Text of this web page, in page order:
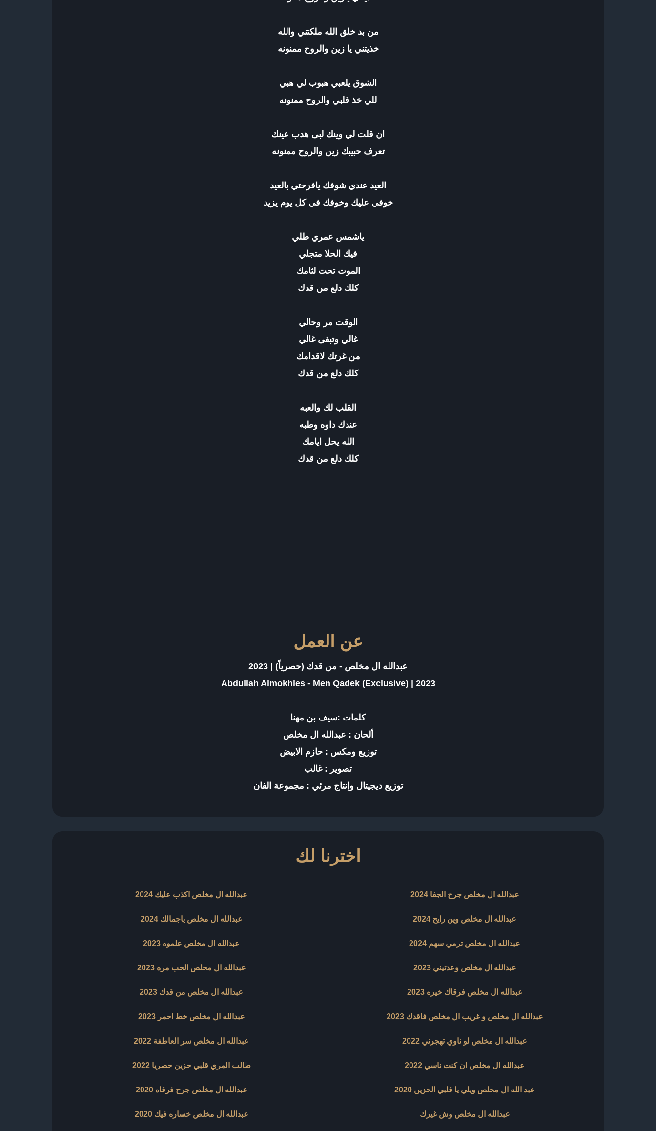
من بد خلق الله ملكتني والله
خذيتني يا زين والروح ممنونه
الشوق يلعبي هبوب لي هبي
للي خذ قلبي والروح ممنونه
ان قلت لي وينك لبى هدب عينك
تعرف حبيبك زين والروح ممنونه
العيد عندي شوفك يافرحتي بالعيد
خوفي عليك وخوفك في كل يوم يزيد
ياشمس عمري طلي
فيك الحلا متجلي
الموت تحت لثامك
كلك دلع من قدك
الوقت مر وحالي
غالي وتبقى غالي
من غرتك لاقدامك
كلك دلع من قدك
القلب لك والعبه
عندك داوه وطبه
الله يحل ايامك
كلك دلع من قدك
عن العمل
عبدالله ال مخلص - من قدك (حصرياً) | 2023
Abdullah Almokhles - Men Qadek (Exclusive) | 2023
كلمات :سيف بن مهنا
ألحان : عبدالله ال مخلص
توزيع ومكس : حازم الابيض
تصوير : غالب
توزيع ديجيتال وإنتاج مرئي : مجموعة الفان
اخترنا لك
عبدالله ال مخلص جرح الجفا 2024 عبدالله ال مخلص اكذب عليك 2024
عبدالله ال مخلص وين رايح 2024 عبدالله ال مخلص ياجمالك 2024
عبدالله ال مخلص ترمي سهم 2024 عبدالله ال مخلص علموه 2023
عبدالله ال مخلص وعدتيني 2023 عبدالله ال مخلص الحب مره 2023
عبدالله ال مخلص فرقاك خيره 2023 عبدالله ال مخلص من قدك 2023
عبدالله ال مخلص و غريب ال مخلص فاقدك 2023 عبدالله ال مخلص خط احمر 2023
عبدالله ال مخلص لو ناوي تهجرني 2022 عبدالله ال مخلص سر العاطفة 2022
عبدالله ال مخلص ان كنت ناسي 2022 طالب المري قلبي حزين حصريا 2022
عبد الله ال مخلص ويلي يا قلبي الحزين 2020 عبدالله ال مخلص جرح فرقاه 2020
عبدالله ال مخلص وش غيرك عبدالله ال مخلص خساره فيك 2020